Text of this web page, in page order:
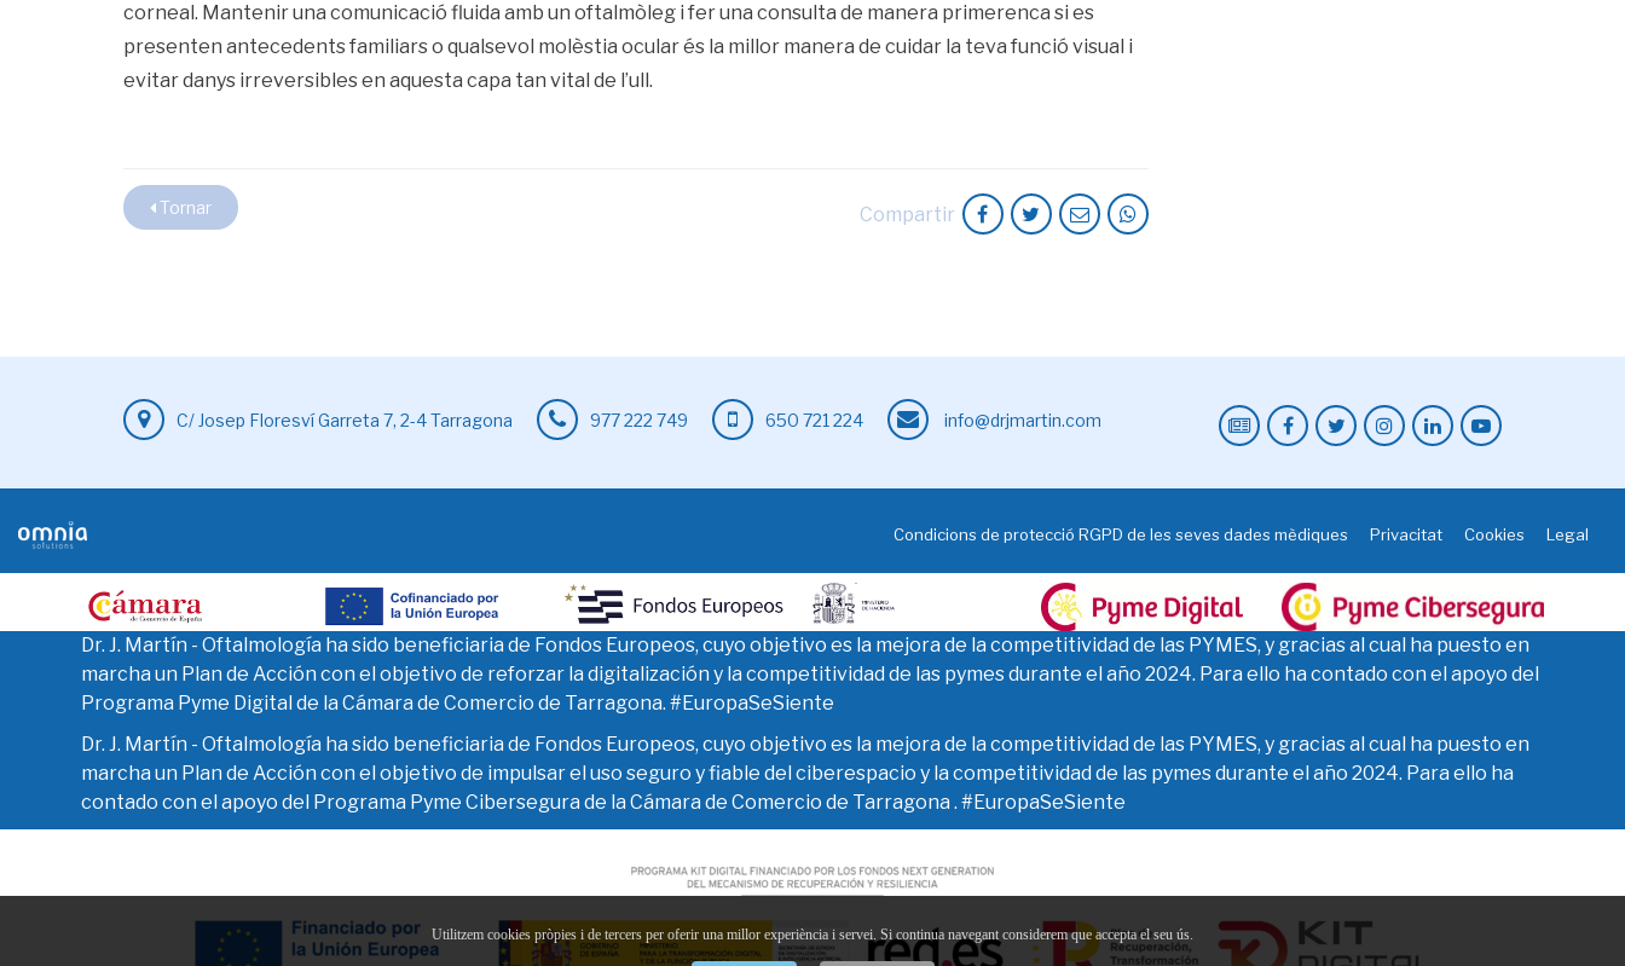
corneal. Mantenir una comunicació fluida amb un oftalmòleg i fer una consulta de manera primerenca si es
presenten antecedents familiars o qualsevol molèstia ocular és la millor manera de cuidar la teva funció visual i
evitar danys irreversibles en aquesta capa tan vital de l’ull.
Compartir
Tornar
C/ Josep Floresví Garreta 7, 2-4 Tarragona 977 222 749 650 721 224 info@drjmartin.com
Condicions de protecció RGPD de les seves dades mèdiques Privacitat Cookies Legal
Dr. J. Martín - Oftalmología ha sido beneficiaria de Fondos Europeos, cuyo objetivo es la mejora de la competitividad de las PYMES, y gracias al cual ha puesto en
marcha un Plan de Acción con el objetivo de reforzar la digitalización y la competitividad de las pymes durante el año 2024. Para ello ha contado con el apoyo del
Programa Pyme Digital de la Cámara de Comercio de Tarragona. #EuropaSeSiente
Dr. J. Martín - Oftalmología ha sido beneficiaria de Fondos Europeos, cuyo objetivo es la mejora de la competitividad de las PYMES, y gracias al cual ha puesto en
marcha un Plan de Acción con el objetivo de impulsar el uso seguro y fiable del ciberespacio y la competitividad de las pymes durante el año 2024. Para ello ha
contado con el apoyo del Programa Pyme Cibersegura de la Cámara de Comercio de Tarragona . #EuropaSeSiente
Utilitzem cookies pròpies i de tercers per oferir una millor experiència i servei. Si continua navegant considerem que accepta el seu ús.